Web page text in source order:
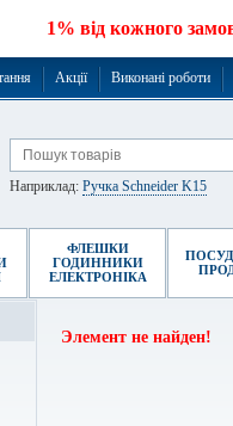
1% від кожного
Акції Виконані роботи
Наприклад: Ручка Schneider K15
ФЛЕШКИ
ГОДИННИКИ
ЕЛЕКТРОНІКА
Элемент не найден!